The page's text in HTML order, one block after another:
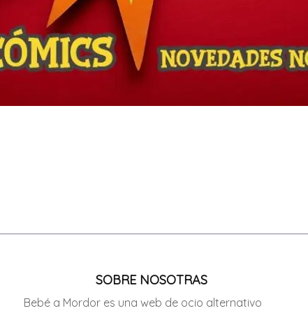
SOBRE NOSOTRAS
Bebé a Mordor es una web de ocio alternativo